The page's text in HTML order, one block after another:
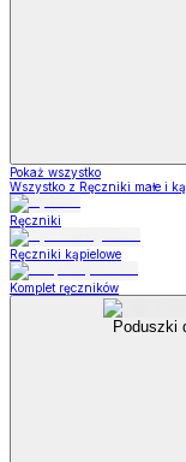
Pokaż wszystko
Wszystko z Ręczniki małe i
Ręczniki
Ręczniki kąpielowe
Komplet ręczników
Poduszki